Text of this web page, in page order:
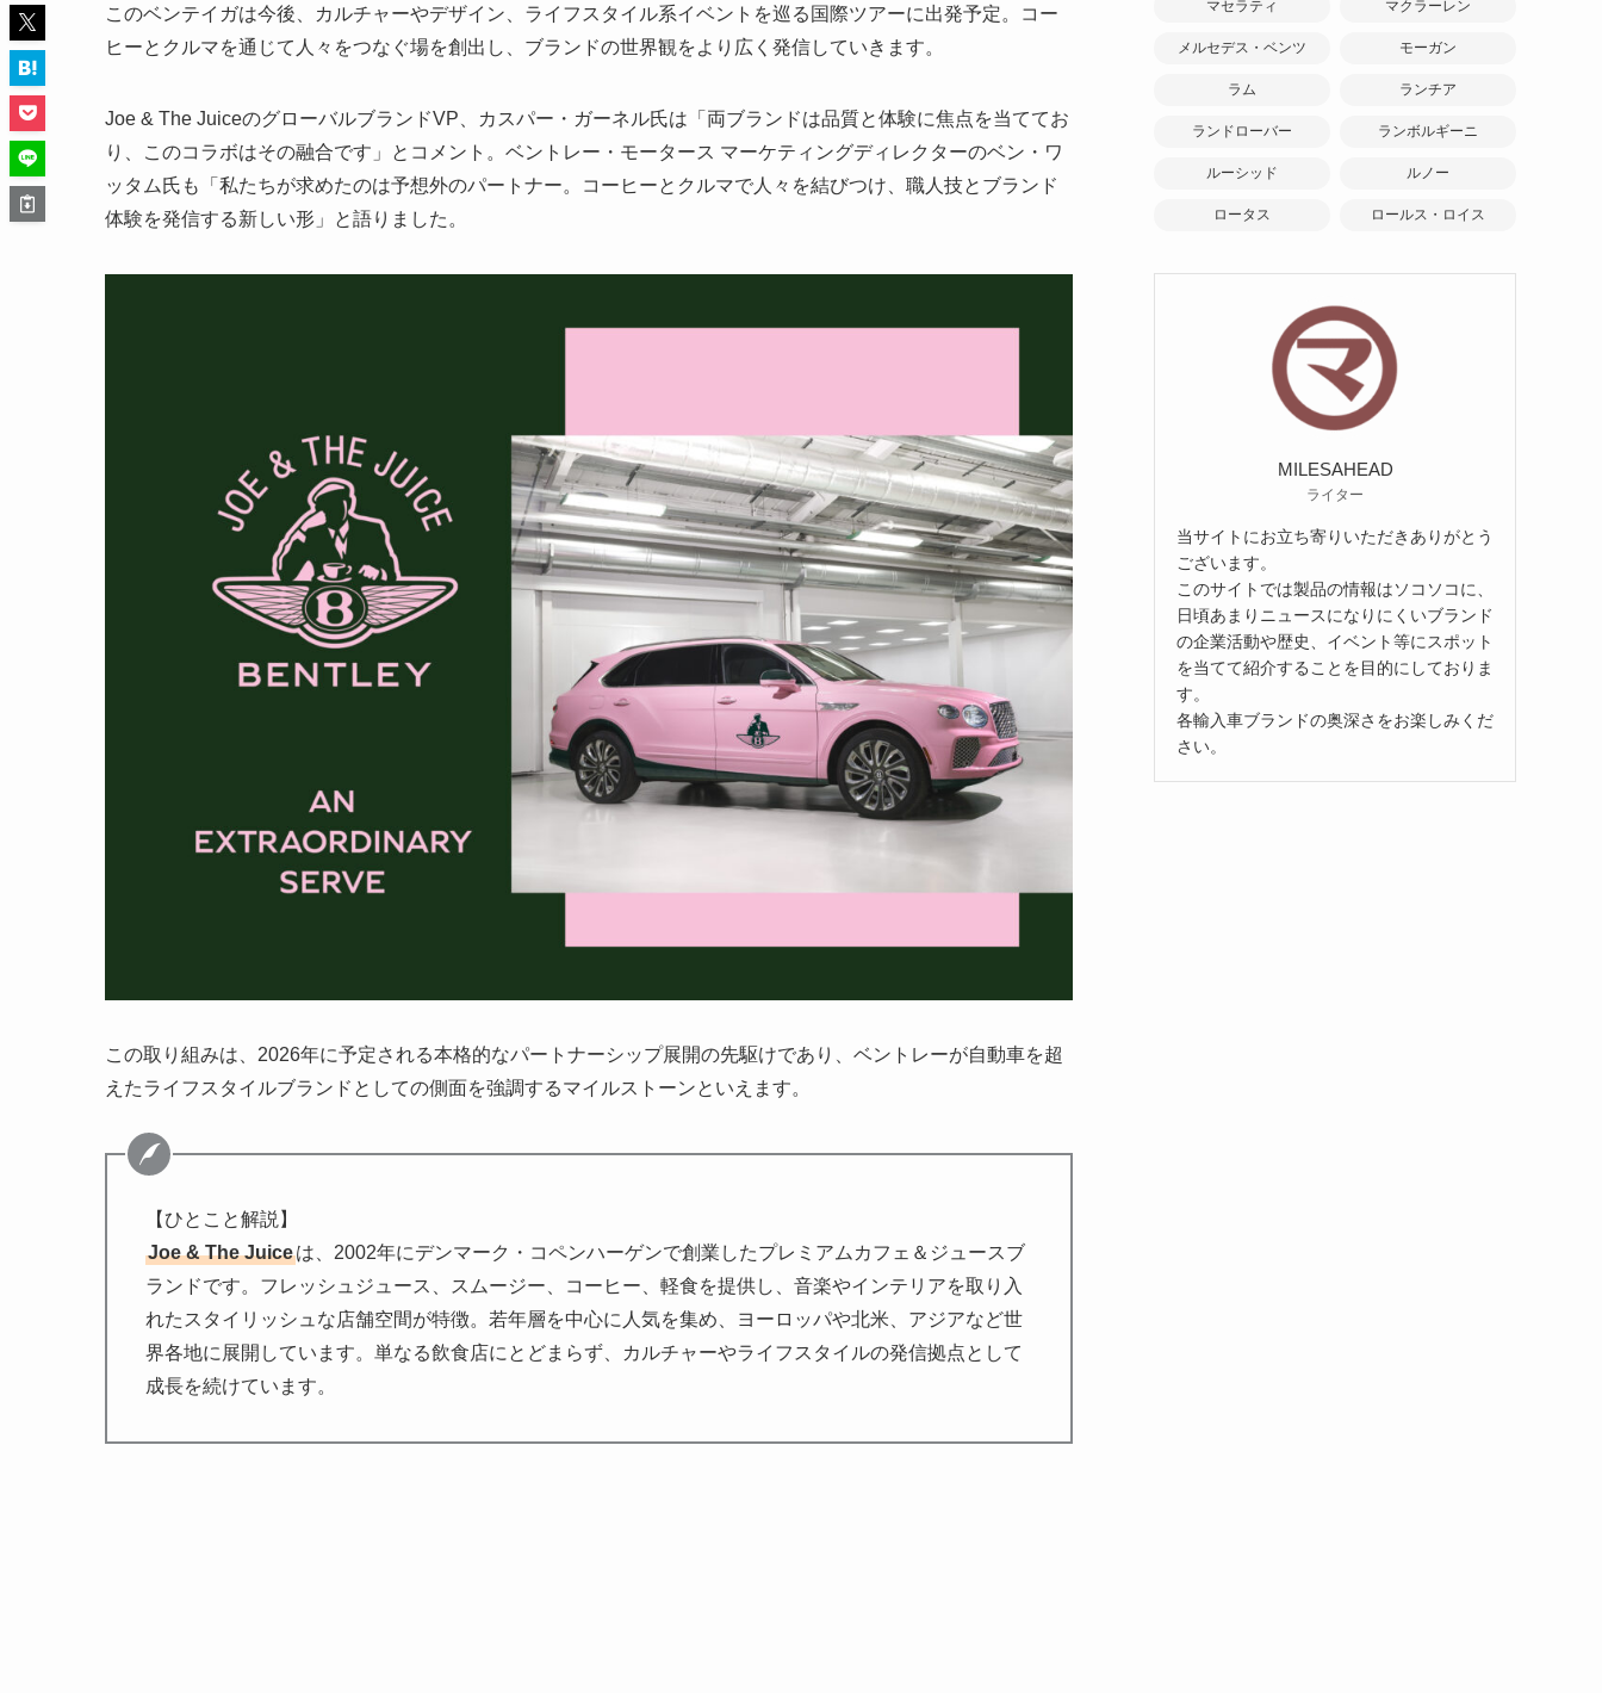
このベンテイガは今後、カルチャーやデザイン、ライフスタイル系イベントを巡る国際ツアーに出発予定。コー
ヒーとクルマを通じて人々をつなぐ場を創出し、ブランドの世界観をより広く発信していきます。
Joe & The JuiceのグローバルブランドVP、カスパー・ガーネル氏は「両ブランドは品質と体験に焦点を当ててお
り、このコラボはその融合です」とコメント。ベントレー・モータース マーケティングディレクターのベン・ワ
ッタム氏も「私たちが求めたのは予想外のパートナー。コーヒーとクルマで人々を結びつけ、職人技とブランド
体験を発信する新しい形」と語りました。
この取り組みは、2026年に予定される本格的なパートナーシップ展開の先駆けであり、ベントレーが自動車を超
えたライフスタイルブランドとしての側面を強調するマイルストーンといえます。
【ひとこと解説】
Joe & The Juiceは、2002年にデンマーク・コペンハーゲンで創業したプレミアムカフェ＆ジュースブ
ランドです。フレッシュジュース、スムージー、コーヒー、軽食を提供し、音楽やインテリアを取り入
れたスタイリッシュな店舗空間が特徴。若年層を中心に人気を集め、ヨーロッパや北米、アジアなど世
界各地に展開しています。単なる飲食店にとどまらず、カルチャーやライフスタイルの発信拠点として
成長を続けています。
マセラティ マクラーレン
メルセデス・ベンツ モーガン
ラム ランチア
ランドローバー ランボルギーニ
ルーシッド ルノー
ロータス ロールス・ロイス
MILESAHEAD
ライター
当サイトにお立ち寄りいただきありがとう
ございます。
このサイトでは製品の情報はソコソコに、
日頃あまりニュースになりにくいブランド
の企業活動や歴史、イベント等にスポット
を当てて紹介することを目的にしておりま
す。
各輸入車ブランドの奥深さをお楽しみくだ
さい。